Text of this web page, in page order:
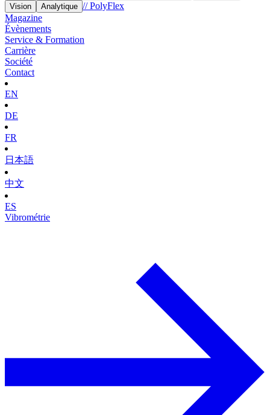
Vision
Analytique // PolyFlex
Magazine
Évènements
Service & Formation
Carrière
Société
Contact
EN
DE
FR
日本語
中文
ES
Vibrométrie